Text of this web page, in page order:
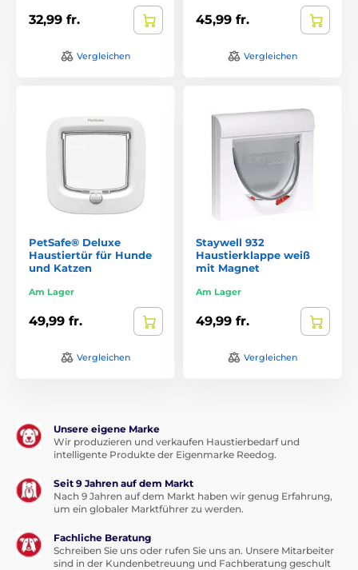
32,99 fr.
Vergleichen
45,99 fr.
Vergleichen
PetSafe® Deluxe
Haustiertür für Hunde
und Katzen
Am Lager
49,99 fr.
Vergleichen
Staywell 932
Haustierklappe weiß
mit Magnet
Am Lager
49,99 fr.
Vergleichen
Unsere eigene Marke
Wir produzieren und verkaufen Haustierbedarf und
intelligente Produkte der Eigenmarke Reedog.
Seit 9 Jahren auf dem Markt
Nach 9 Jahren auf dem Markt haben wir genug Erfahrung,
um ein globaler Marktführer zu werden.
Fachliche Beratung
Schreiben Sie uns oder rufen Sie uns an. Unsere Mitarbeiter
sind in der Kundenbetreuung und Fachberatung geschult